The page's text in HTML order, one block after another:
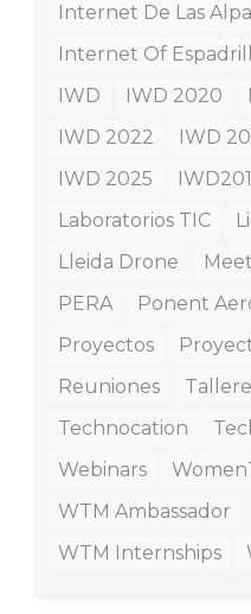
Internet De Las
Internet Of
IWD
IWD 2020
IWD 2022
IWD
IWD 2025
Laboratorios TIC
Lleida Drone
PERA
Ponent
Proyectos
Reuniones
Technocation
Webinars
WTM Ambassador
WTM Internships